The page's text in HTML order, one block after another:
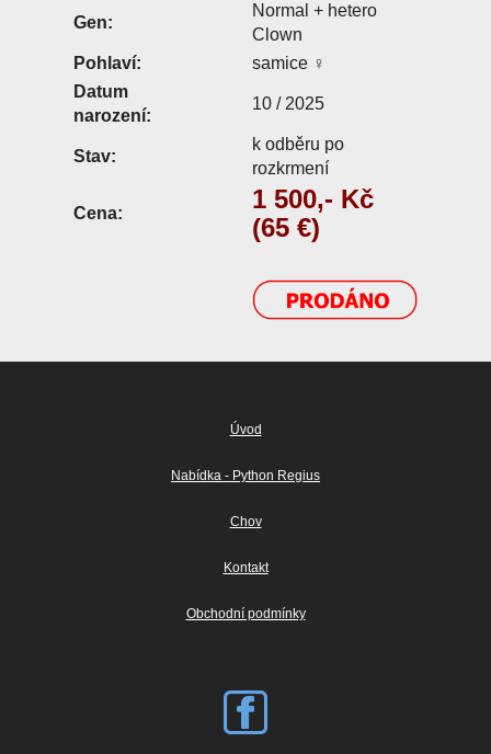
Gen:
Normal + hetero
Clown
Pohlaví:
samice ♀
Datum
narození:
10 / 2025
Stav:
k odběru po
rozkrmení
Cena:
1 500,- Kč
(65 €)
Úvod
Nabídka - Python Regius
Chov
Kontakt
Obchodní podmínky